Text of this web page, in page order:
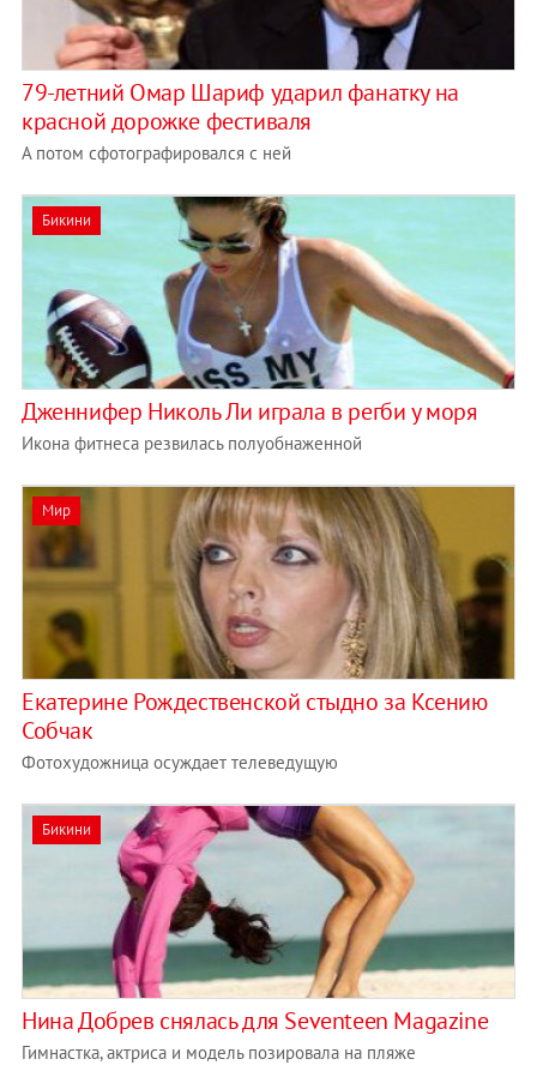
79-летний Омар Шариф ударил фанатку на
красной дорожке фестиваля
А потом сфотографировался с ней
Бикини
Дженнифер Николь Ли играла в регби у моря
Икона фитнеса резвилась полуобнаженной
Мир
Екатерине Рождественской стыдно за Ксению
Собчак
Фотохудожница осуждает телеведущую
Бикини
Нина Добрев снялась для Seventeen Magazine
Гимнастка, актриса и модель позировала на пляже